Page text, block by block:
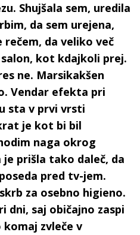
Shujšala sem, uredila
da sem urejena,
rečem, da veliko več
kot kdajkoli prej.
ne. Marsikakšen
Vendar efekta pri
sta v prvi vrsti
je kot bi bil
naga okrog
je prišla tako daleč, da
pred tv-jem.
za osebno higieno.
dni, saj običajno zaspi
zvleče v